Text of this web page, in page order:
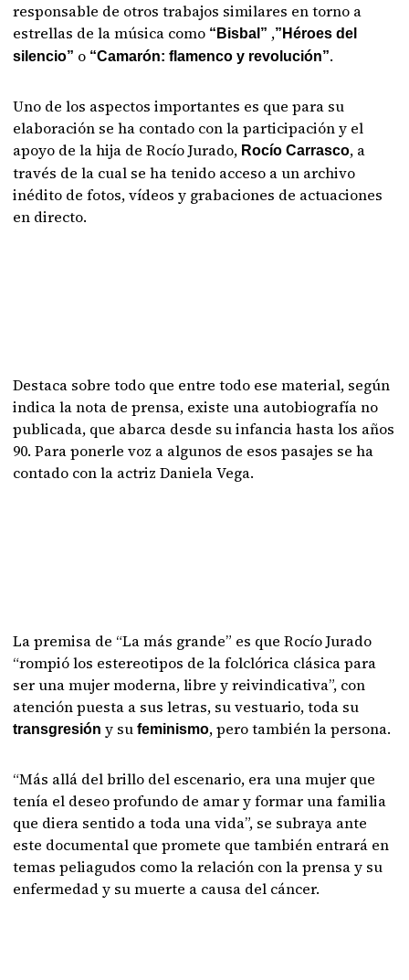
responsable de otros trabajos similares en torno a
estrellas de la música como “Bisbal” ,”Héroes del
silencio” o “Camarón: flamenco y revolución”.
Uno de los aspectos importantes es que para su
elaboración se ha contado con la participación y el
apoyo de la hija de Rocío Jurado, Rocío Carrasco, a
través de la cual se ha tenido acceso a un archivo
inédito de fotos, vídeos y grabaciones de actuaciones
en directo.
Destaca sobre todo que entre todo ese material, según
indica la nota de prensa, existe una autobiografía no
publicada, que abarca desde su infancia hasta los años
90. Para ponerle voz a algunos de esos pasajes se ha
contado con la actriz Daniela Vega.
La premisa de “La más grande” es que Rocío Jurado
“rompió los estereotipos de la folclórica clásica para
ser una mujer moderna, libre y reivindicativa”, con
atención puesta a sus letras, su vestuario, toda su
transgresióny sufeminismo, pero también la persona.
“Más allá del brillo del escenario, era una mujer que
tenía el deseo profundo de amar y formar una familia
que diera sentido a toda una vida”, se subraya ante
este documental que promete que también entrará en
temas peliagudos como la relación con la prensa y su
enfermedad y su muerte a causa del cáncer.